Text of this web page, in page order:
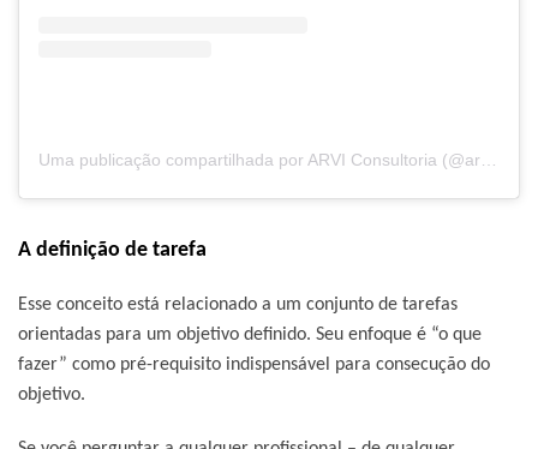
A definição de tarefa
Esse conceito está relacionado a um conjunto de tarefas
orientadas para um objetivo definido. Seu enfoque é “o que
fazer” como pré-requisito indispensável para consecução do
objetivo.